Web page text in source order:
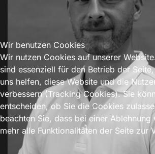
Wir benutzen Cookies
Wir nutzen Cookies auf unserer
sind essenziell für den Betrieb der
uns helfen, diese Website und die
verbessern (Tracking Cookies). Sie
entscheiden, ob Sie die Cookies
beachten Sie, dass bei einer
mehr alle Funktionalitäten der Seite zur